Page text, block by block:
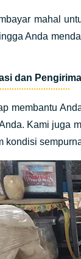
mahal
Anda
dan
membantu
Kami juga
kondisi